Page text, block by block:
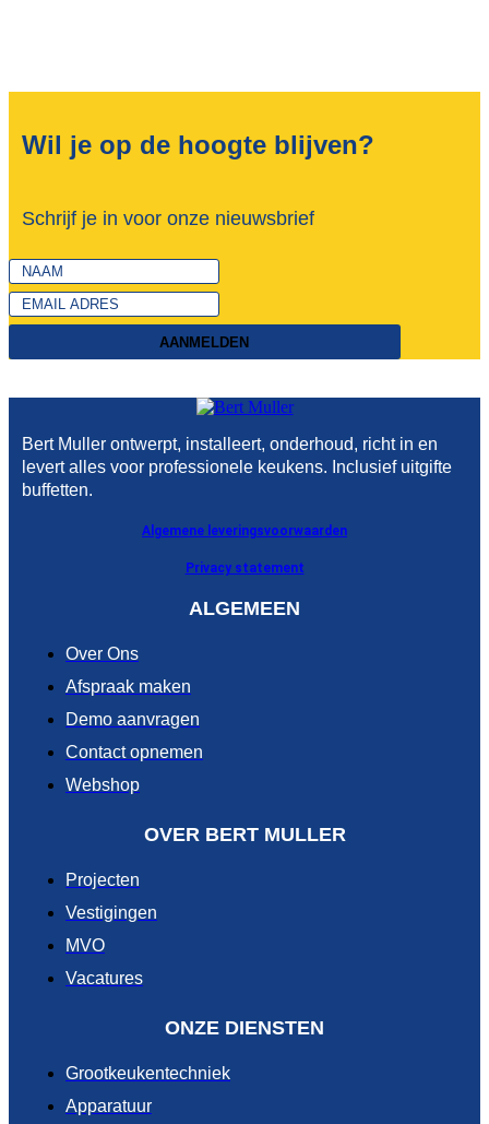
Wil je op de hoogte blijven?
Schrijf je in voor onze nieuwsbrief
AANMELDEN
Bert Muller ontwerpt, installeert, onderhoud, richt in en
levert alles voor professionele keukens. Inclusief uitgifte
buffetten.
Algemene leveringsvoorwaarden
Privacy statement
ALGEMEEN
Over Ons
Afspraak maken
Demo aanvragen
Contact opnemen
Webshop
OVER BERT MULLER
Projecten
Vestigingen
MVO
Vacatures
ONZE DIENSTEN
Grootkeukentechniek
Apparatuur